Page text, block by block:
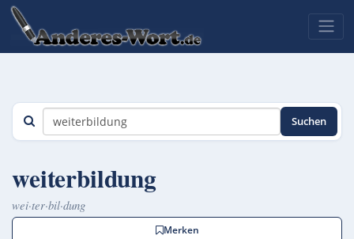
Suchen
weiterbildung
wei·ter·bil·dung
Merken